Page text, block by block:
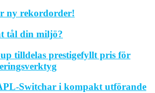
ny rekordorder!
tål din miljö?
tilldelas prestigefyllt pris för
Switchar i kompakt utförande